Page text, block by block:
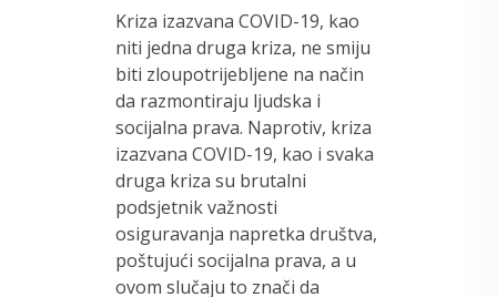
Kriza izazvana COVID-19, kao
niti jedna druga kriza, ne smiju
biti zloupotrijebljene na način
da razmontiraju ljudska i
socijalna prava. Naprotiv, kriza
izazvana COVID-19, kao i svaka
druga kriza su brutalni
podsjetnik važnosti
osiguravanja napretka društva,
poštujući socijalna prava, a u
ovom slučaju to znači da